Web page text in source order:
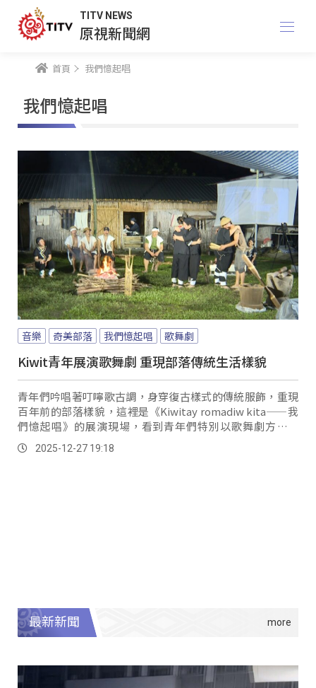
TITV NEWS
原視新聞網
首頁 我們憶起唱
我們憶起唱
音樂 奇美部落 我們憶起唱 歌舞劇
Kiwit青年展演歌舞劇 重現部落傳統生活樣貌
青年們吟唱著叮嚀歌古調，身穿復古樣式的傳統服飾，重現
百年前的部落樣貌，這裡是《Kiwitay romadiw kita——我
們憶起唱》的展演現場，看到青年們特別以歌舞劇方式呈
現，讓到場的耆老們非常驚艷與感動。
2025-12-27 19:18
最新新聞